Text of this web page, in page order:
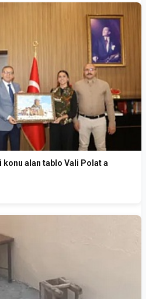
alan tablo Vali Polat a